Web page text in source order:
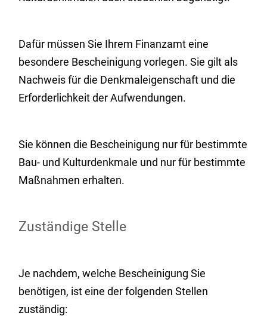
Dafür müssen Sie Ihrem Finanzamt eine
besondere Bescheinigung vorlegen. Sie gilt als
Nachweis für die Denkmaleigenschaft und die
Erforderlichkeit der Aufwendungen.
Sie können die Bescheinigung nur für bestimmte
Bau- und Kulturdenkmale und nur für bestimmte
Maßnahmen erhalten.
Zuständige Stelle
Je nachdem, welche Bescheinigung Sie
benötigen, ist eine der folgenden Stellen
zuständig: